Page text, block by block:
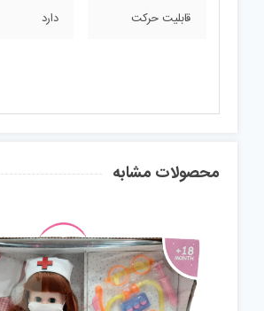
قابلیت حرکت دارد
محصولات مشابه